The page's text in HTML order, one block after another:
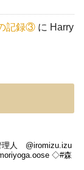
記録③ に Harry
理人 @iromizu.izu
◇#森